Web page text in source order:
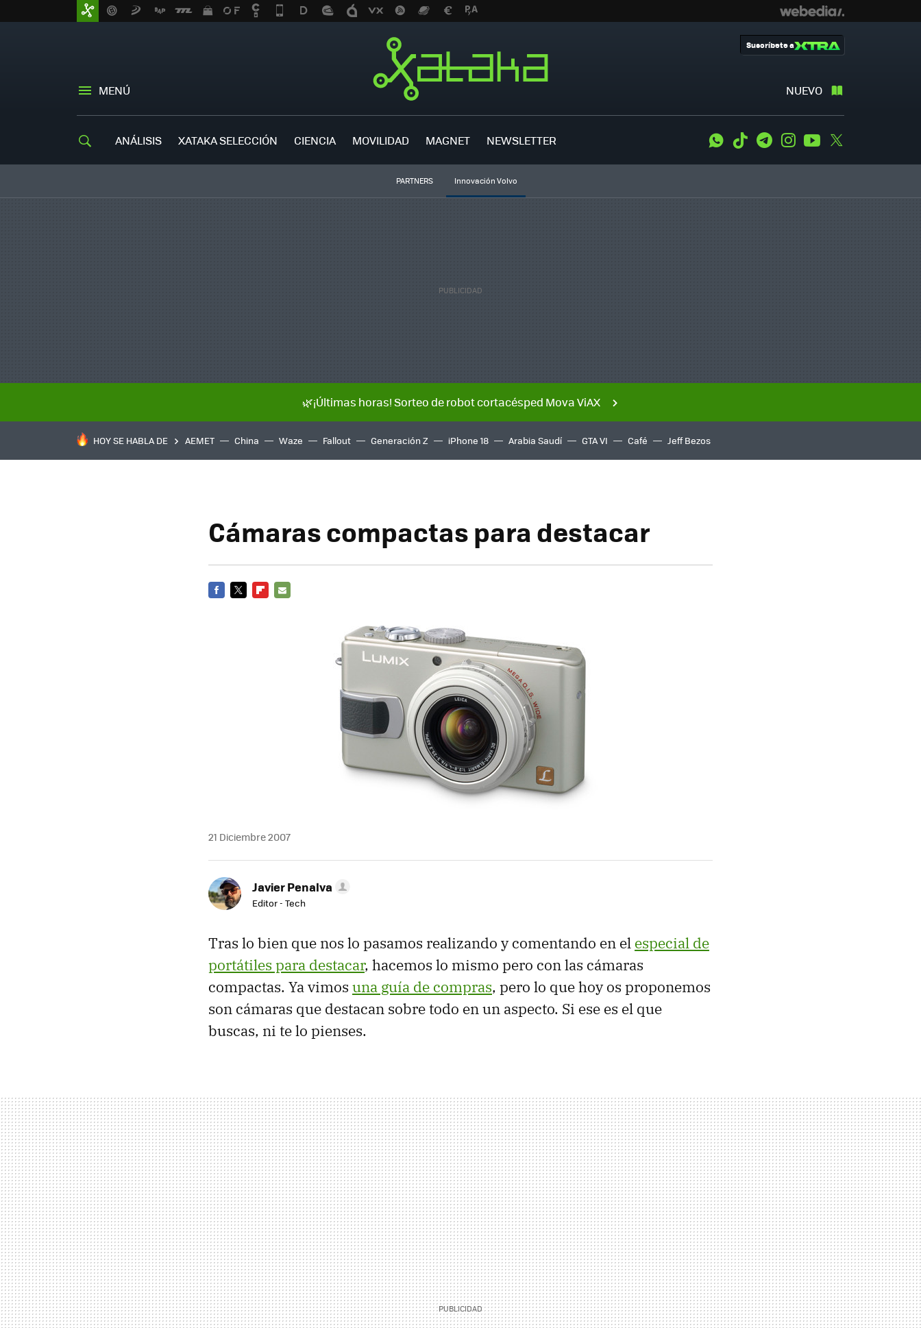
MENÚ NUEVO
Suscríbete a
ANÁLISIS XATAKA SELECCIÓN CIENCIA MOVILIDAD MAGNET NEWSLETTER WhatsApp
Tiktok TelegramInstagramYoutube
PARTNERS Innovación Volvo
🌿¡Últimas horas! Sorteo de robot cortacésped Mova ViAX
HOY SE HABLA DE AEMET China Waze Fallout Generación Z iPhone 18 Arabia Saudí GTA VI Café Jeff Bezos
Cámaras compactas para destacar
21 Diciembre 2007
Javier Penalva
Editor - Tech
Tras lo bien que nos lo pasamos realizando y comentando en el especial de
portátiles para destacar, hacemos lo mismo pero con las cámaras
compactas. Ya vimos una guía de compras, pero lo que hoy os proponemos
son cámaras que destacan sobre todo en un aspecto. Si ese es el que
buscas, ni te lo pienses.